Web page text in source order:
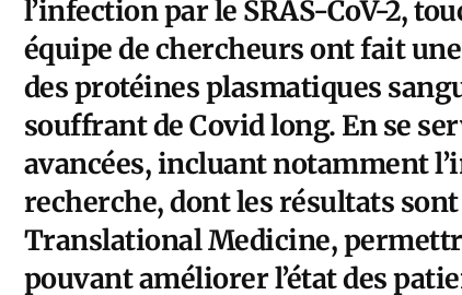
l’infection par le SRAS-CoV-2,
équipe de chercheurs ont fait
des protéines plasmatiques
souffrant de Covid long. En se
avancées, incluant notamment
recherche, dont lesrésultats
Translational Medicine,
pouvant améliorer l’état des